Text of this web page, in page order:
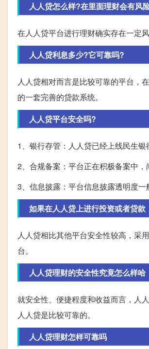
人人贷怎么样?在里面理财会有风
在人人贷平台进行理财确实存在一定
人人贷利息多少?它可靠吗?
人人贷相对而言是比较可靠的平台，
的一套完善的贷款系统。
人人贷平台安全吗?
1、银行存管：人人贷已经上线民生银
2、合规备案：平台正在积极备案中，
3、信息披露：平台信息披露透明度一
如果在人人贷上进行投资或者贷款
人人贷相比其他平台安全性较高，采
台。
人人贷理财的安全性究竟怎么样哈
就安全性、便捷程度和收益而言，人
人人贷是比较可靠的。
人人贷理财怎样可靠吗